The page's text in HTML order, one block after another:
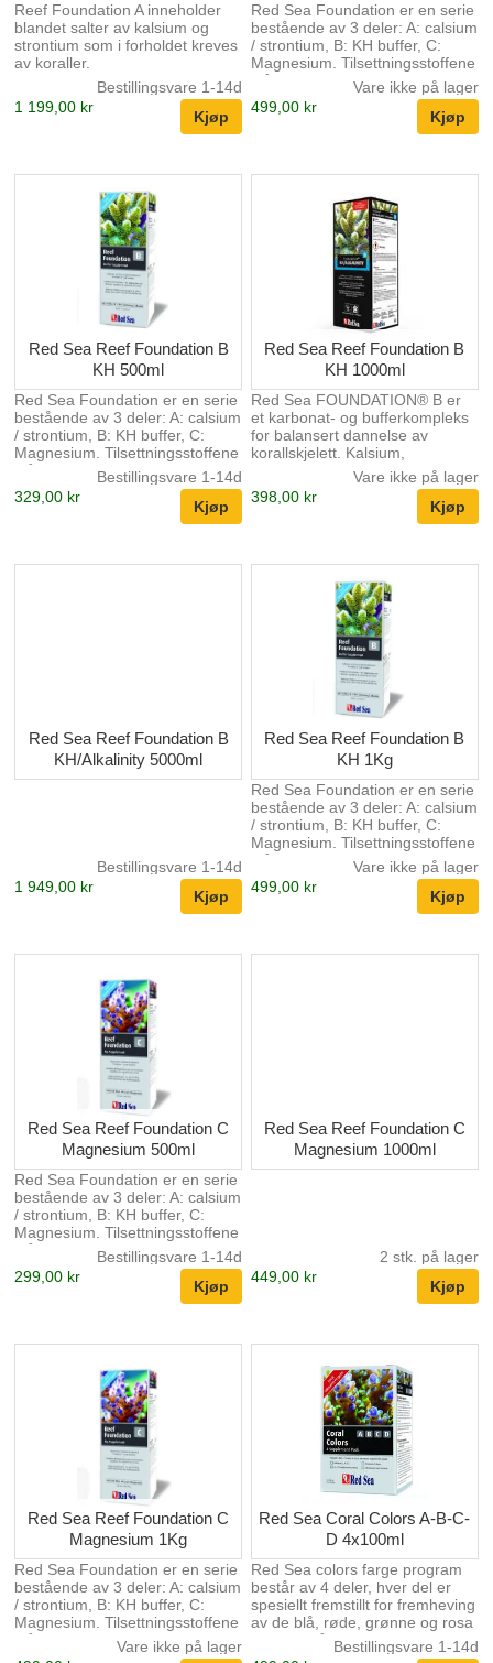
Reef Foundation A inneholder
blandet salter av kalsium og
strontium som i forholdet kreves
av koraller.
Bestillingsvare 1-14d
1 199,00 kr
Red Sea Foundation er en serie
bestående av 3 deler: A: calsium
/ strontium, B: KH buffer, C:
Magnesium. Tilsettningsstoffene
står i forhold til hverandre og er
super enkelt å dosere. Dette er
de viktigste elementene i
dannelsen av korallskjellet og er
Vare ikke på lager
499,00 kr
Red Sea Reef Foundation B
KH 500ml
Red Sea Foundation er en serie
bestående av 3 deler: A: calsium
/ strontium, B: KH buffer, C:
Magnesium. Tilsettningsstoffene
står i forhold til hverandre og er
super enkelt å dosere. Dette er
de viktigste elementene i
dannelsen av korallskjellet og er
Bestillingsvare 1-14d
329,00 kr
Red Sea Reef Foundation B
KH 1000ml
Red Sea FOUNDATION® B er
et karbonat- og bufferkompleks
for balansert dannelse av
korallskjelett. Kalsium,
magnesium, strontium og
karbonat er de grunnleggende
grunnelementene i
korallskjelettet. Alle disse
proporsjoner for god korallhelse
og vekst. Red Sea
KH/ALKALINITY er et kompleks
av karbonat og andre buffere
som finnes i sjøvann som
opprettholder riktig alkalitet og
pH, og er en del av Red Sea sitt
komplette Reef Care-program.
Vare ikke på lager
398,00 kr
Red Sea Reef Foundation B
KH/Alkalinity 5000ml
Bestillingsvare 1-14d
1 949,00 kr
Red Sea Reef Foundation B
KH 1Kg
Red Sea Foundation er en serie
bestående av 3 deler: A: calsium
/ strontium, B: KH buffer, C:
Magnesium. Tilsettningsstoffene
står i forhold til hverandre og er
super enkelt å dosere. Dette er
de viktigste elementene i
dannelsen av korallskjellet og er
Vare ikke på lager
499,00 kr
Red Sea Reef Foundation C
Magnesium 500ml
Red Sea Foundation er en serie
bestående av 3 deler: A: calsium
/ strontium, B: KH buffer, C:
Magnesium. Tilsettningsstoffene
står i forhold til hverandre og er
super enkelt å dosere. Dette er
de viktigste elementene i
dannelsen av korallskjellet og er
Bestillingsvare 1-14d
299,00 kr
Red Sea Reef Foundation C
Magnesium 1000ml
2 stk. på lager
449,00 kr
Red Sea Reef Foundation C
Magnesium 1Kg
Red Sea Foundation er en serie
bestående av 3 deler: A: calsium
/ strontium, B: KH buffer, C:
Magnesium. Tilsettningsstoffene
står i forhold til hverandre og er
super enkelt å dosere. Dette er
Vare ikke på lager
Red Sea Coral Colors A-B-C-
D 4x100ml
Red Sea colors farge program
består av 4 deler, hver del er
spesiellt fremstillt for fremheving
av de blå, røde, grønne og rosa
fargene på SPS koraller.
Korallene er avhening av
Bestillingsvare 1-14d